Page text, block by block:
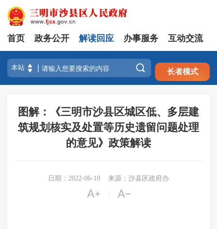
注册 登录
首页 政务公开 解读回应 办事服务 互动交流
 长者模式
图解：《三明市沙县区城区低、多层建
筑规划核实及处置等历史遗留问题处理
的意见》政策解读
日期：2022-06-10 来源：沙县区政府办
 